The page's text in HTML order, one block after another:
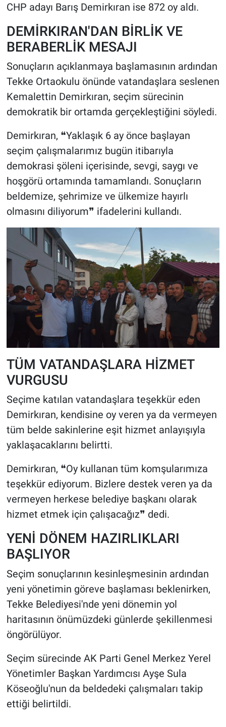
CHP adayı Barış Demirkıran ise 872 oy aldı.
DEMİRKIRAN'DAN BİRLİK VE
BERABERLİK MESAJI
Sonuçların açıklanmaya başlamasının ardından
Tekke Ortaokulu önünde vatandaşlara seslenen
Kemalettin Demirkıran, seçim sürecinin
demokratik bir ortamda gerçekleştiğini söyledi.
Demirkıran, ❝Yaklaşık 6 ay önce başlayan
seçim çalışmalarımız bugün itibarıyla
demokrasi şöleni içerisinde, sevgi, saygı ve
hoşgörü ortamında tamamlandı. Sonuçların
beldemize, şehrimize ve ülkemize hayırlı
olmasını diliyorum❞ ifadelerini kullandı.
TÜM VATANDAŞLARA HİZMET
VURGUSU
Seçime katılan vatandaşlara teşekkür eden
Demirkıran, kendisine oy veren ya da vermeyen
tüm belde sakinlerine eşit hizmet anlayışıyla
yaklaşacaklarını belirtti.
Demirkıran, ❝Oy kullanan tüm komşularımıza
teşekkür ediyorum. Bizlere destek veren ya da
vermeyen herkese belediye başkanı olarak
hizmet etmek için çalışacağız❞ dedi.
YENİ DÖNEM HAZIRLIKLARI
BAŞLIYOR
Seçim sonuçlarının kesinleşmesinin ardından
yeni yönetimin göreve başlaması beklenirken,
Tekke Belediyesi'nde yeni dönemin yol
haritasının önümüzdeki günlerde şekillenmesi
öngörülüyor.
Seçim sürecinde AK Parti Genel Merkez Yerel
Yönetimler Başkan Yardımcısı Ayşe Sula
Köseoğlu'nun da beldedeki çalışmaları takip
ettiği belirtildi.